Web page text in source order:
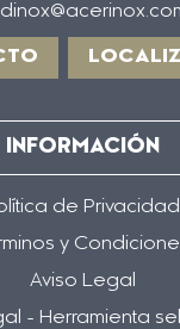
INFORMACIÓN
de Privacidad
y
Aviso Legal
- Herramienta